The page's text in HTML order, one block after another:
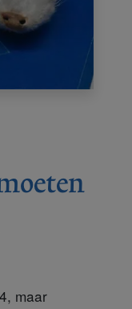
maar